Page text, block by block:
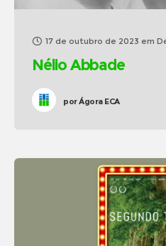
17 de outubro de 2023 em
Nélio Abbade
porÁgora ECA